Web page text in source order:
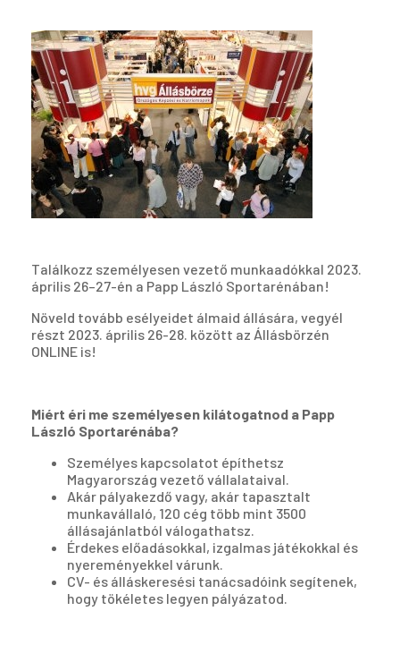
Találkozz személyesen vezető munkaadókkal 2023.
április 26–27-én a Papp László Sportarénában!
Növeld tovább esélyeidet álmaid állására, vegyél
részt 2023. április 26-28. között az Állásbörzén
ONLINE is!
Miért éri me személyesen kilátogatnod a Papp
László Sportarénába?
Személyes kapcsolatot építhetsz
Magyarország vezető vállalataival.
Akár pályakezdő vagy, akár tapasztalt
munkavállaló, 120 cég több mint 3500
állásajánlatból válogathatsz.
Érdekes előadásokkal, izgalmas játékokkal és
nyereményekkel várunk.
CV- és álláskeresési tanácsadóink segítenek,
hogy tökéletes legyen pályázatod.